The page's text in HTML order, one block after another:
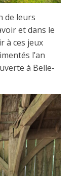
de leurs
et dans le
à ces jeux
l’an
à Belle-